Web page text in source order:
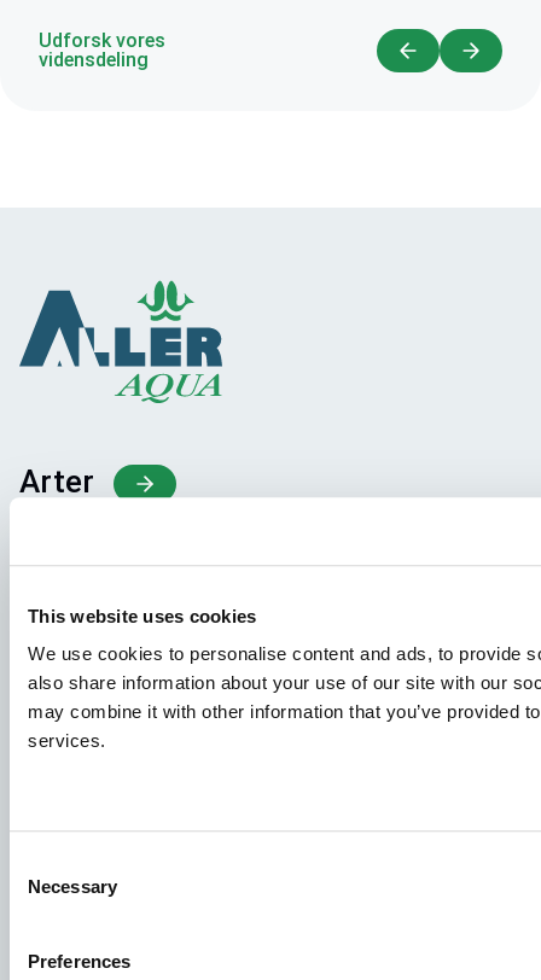
This website uses cookies
We use cookies to personalise content and ads, to provide
also share information about your use of our site with our
may combine it with other information that you’ve provided
services.
Selection
Necessary
Preferences
Udforsk vores
vidensdeling
Arter
Vidensdeling
Job
For at sikre, at din ansøgning modtages af den rette
person, bedes du tydeligt angive, hvilket job du er
Allervej 130, 6070 Christiansfeld, Denmark